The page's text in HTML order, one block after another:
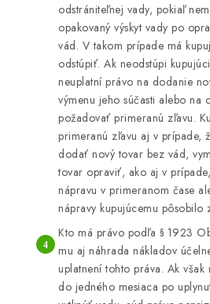
odstrániteľnej vady, pokiaľ
opakovaný výskyt vady po
vád. V takom prípade má
odstúpiť. Ak neodstúpi
neuplatní právo na dodanie
výmenu jeho súčasti alebo na
požadovať primeranú zľavu.
primeranú zľavu aj v prípade,
dodať nový tovar bez vád,
tovar opraviť, ako aj v
nápravu v primeranom čase
nápravy kupujúcemu pôsobilo
Kto má právo podľa § 1923
mu aj náhrada nákladov
uplatnení tohto práva. Ak
do jedného mesiaca po